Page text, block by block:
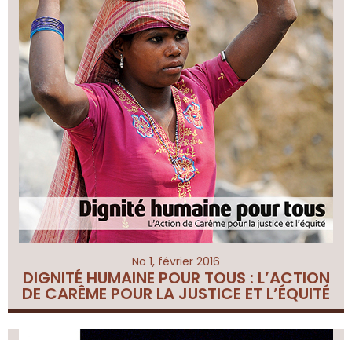
No 1, février 2016
DIGNITÉ HUMAINE POUR TOUS : L’ACTION
DE CARÊME POUR LA JUSTICE ET L’ÉQUITÉ